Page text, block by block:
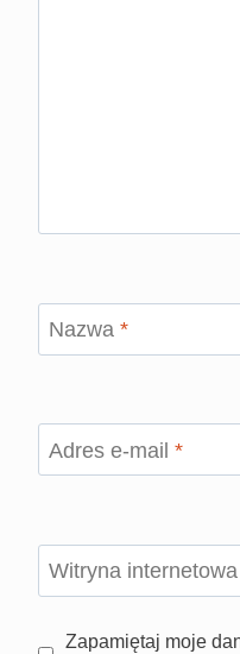
Nazwa *
Adres e-mail *
Witryna internetowa
Zapamiętaj moje